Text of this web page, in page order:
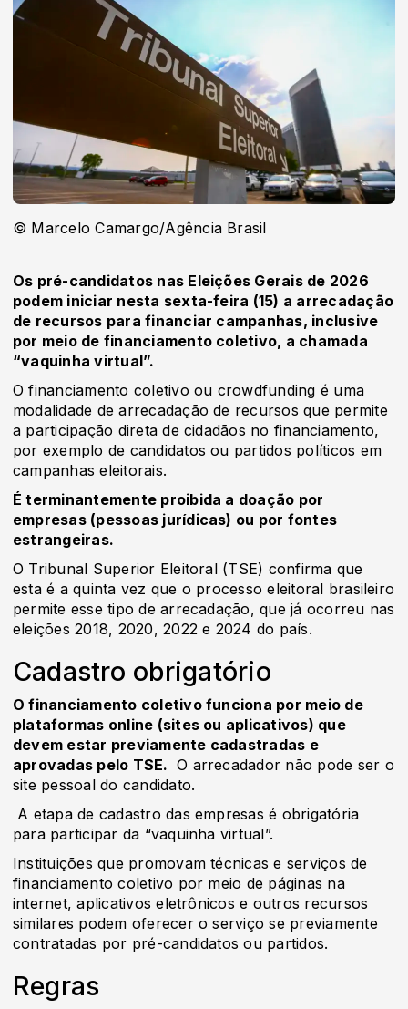
© Marcelo Camargo/Agência Brasil
Os pré-candidatos nas Eleições Gerais de 2026
podem iniciar nesta sexta-feira (15) a arrecadação
de recursos para financiar campanhas, inclusive
por meio de financiamento coletivo, a chamada
“vaquinha virtual”.
O financiamento coletivo ou crowdfunding é uma
modalidade de arrecadação de recursos que permite
a participação direta de cidadãos no financiamento,
por exemplo de candidatos ou partidos políticos em
campanhas eleitorais.
É terminantemente proibida a doação por
empresas (pessoas jurídicas) ou por fontes
estrangeiras.
O Tribunal Superior Eleitoral (TSE) confirma que
esta é a quinta vez que o processo eleitoral brasileiro
permite esse tipo de arrecadação, que já ocorreu nas
eleições 2018, 2020, 2022 e 2024 do país.
Cadastro obrigatório
O financiamento coletivo funciona por meio de
plataformas online (sites ou aplicativos) que
devem estar previamente cadastradas e
aprovadas pelo TSE. O arrecadador não pode ser o
site pessoal do candidato.
A etapa de cadastro das empresas é obrigatória
para participar da “vaquinha virtual”.
Instituições que promovam técnicas e serviços de
financiamento coletivo por meio de páginas na
internet, aplicativos eletrônicos e outros recursos
similares podem oferecer o serviço se previamente
contratadas por pré-candidatos ou partidos.
Regras